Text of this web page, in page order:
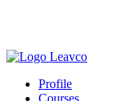
Profile
Courses